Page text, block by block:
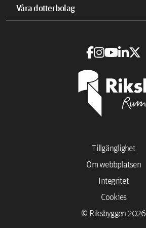
Våra dotterbolag
© Riksbyggen 2026
Cookies
Integritet
Om webbplatsen
Tillgänglighet